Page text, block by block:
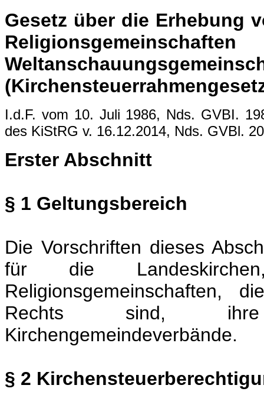
Gesetz über die Erhebung
I.d.F. vom 10. Juli 1986, Nds. GVBI.
des KiStRG v. 16.12.2014, Nds. GVBl.
Erster Abschnitt
§ 1 Geltungsbereich
Die Vorschriften dieses
für die
Religionsgemeinschaften,
Rechts sind, ihre
Kirchengemeindeverbände.
§ 2